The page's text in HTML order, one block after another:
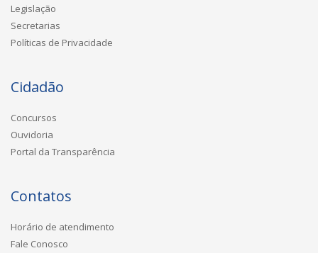
Legislação
Secretarias
Políticas de Privacidade
Cidadão
Concursos
Ouvidoria
Portal da Transparência
Contatos
Horário de atendimento
Fale Conosco